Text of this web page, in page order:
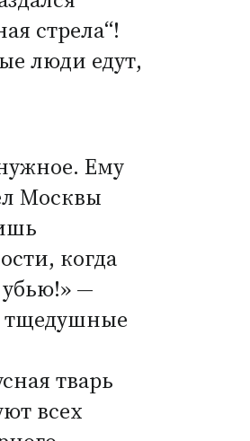
стрела“!
люди едут,
Ему
Москвы
когда
убью!» —
тщедушные
тварь
всех